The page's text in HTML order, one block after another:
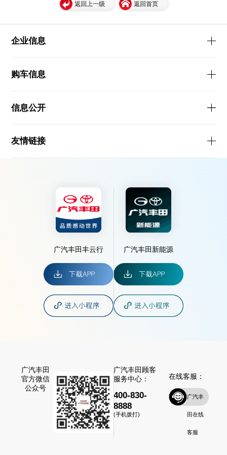
返回上一级 返回首页
企业信息
购车信息
信息公开
友情链接
广汽丰田丰云行 广汽丰田新能源
广汽丰田
官方微信
公众号
广汽丰田顾客
服务中心：
400-830-
8888
(手机拨打)
在线客服：
广汽丰
田在线
客服